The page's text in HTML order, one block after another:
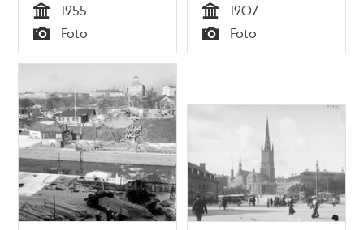
Tid
1955
Typ
Foto Tid
1907
Typ
Foto